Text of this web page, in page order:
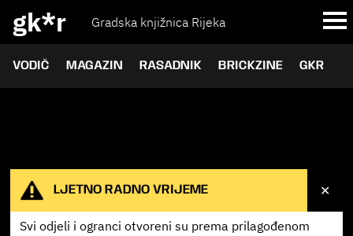
gk*r Gradska knjižnica Rijeka
VODIČ MAGAZIN RASADNIK BRICKZINE GKR
LJETNO RADNO VRIJEME
Svi odjeli i ogranci otvoreni su prema prilagođenom
✕